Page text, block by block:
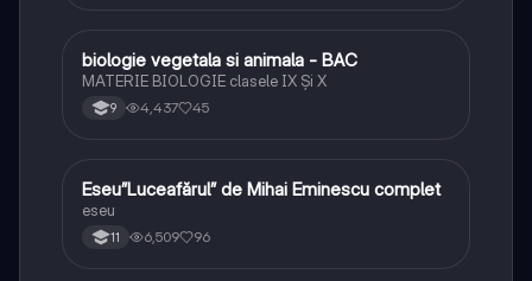
Biologie
biologie vegetala si animala - BAC
MATERIE BIOLOGIE clasele IX Şi X
9 4,437 45
Limba și literatura română
Eseu”Luceafărul” de Mihai Eminescu complet
eseu
11 6,509 96